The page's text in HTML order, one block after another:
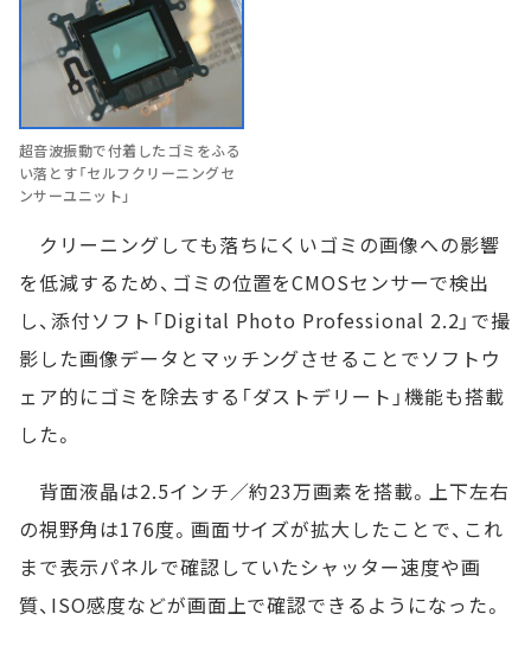
超音波振動で付着したゴミをふる
い落とす「セルフクリーニングセ
ンサーユニット」
クリーニングしても落ちにくいゴミの画像への影響
を低減するため、ゴミの位置をCMOSセンサーで検出
し、添付ソフト「Digital Photo Professional 2.2」で撮
影した画像データとマッチングさせることでソフトウ
ェア的にゴミを除去する「ダストデリート」機能も搭載
した。
背面液晶は2.5インチ／約23万画素を搭載。上下左右
の視野角は176度。画面サイズが拡大したことで、これ
まで表示パネルで確認していたシャッター速度や画
質、ISO感度などが画面上で確認できるようになった。